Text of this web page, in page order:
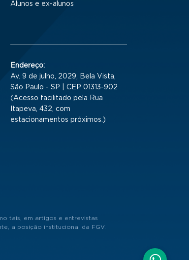
Alunos e ex-alunos
Endereço:
Av. 9 de julho, 2029, Bela Vista,
São Paulo - SP | CEP 01313-902
(Acesso facilitado pela Rua
Itapeva, 432, com
estacionamentos próximos.)
tais, em artigos e entrevistas
a posição institucional da FGV.